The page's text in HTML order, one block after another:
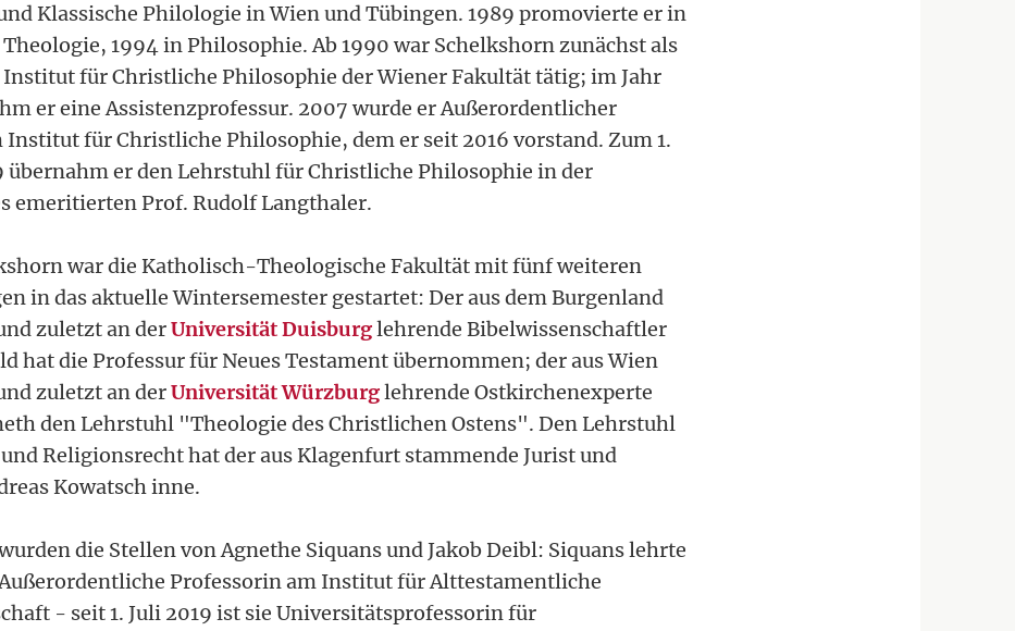
Klassische Philologie in Wien und Tübingen. 1989 promovierte er in
1994 in Philosophie. Ab 1990 war Schelkshorn zunächst als
Institut für Christliche Philosophie der Wiener Fakultät tätig; im Jahr
er eine Assistenzprofessur. 2007 wurde er Außerordentlicher
Institut für Christliche Philosophie, dem er seit 2016 vorstand. Zum 1.
übernahm er den Lehrstuhl für Christliche Philosophie in der
emeritierten Prof. Rudolf Langthaler.
war die Katholisch-Theologische Fakultät mit fünf weiteren
in das aktuelle Wintersemester gestartet: Der aus dem Burgenland
zuletzt an derUniversität Duisburglehrende Bibelwissenschaftler
hat die Professur für Neues Testament übernommen; der aus Wien
zuletzt an derUniversität Würzburglehrende Ostkirchenexperte
den Lehrstuhl "Theologie des Christlichen Ostens". Den Lehrstuhl
Religionsrecht hat der aus Klagenfurt stammende Jurist und
Kowatsch inne.
die Stellen von Agnethe Siquans und Jakob Deibl: Siquans lehrte
Professorin am Institut für Alttestamentliche
- seit 1. Juli 2019 ist sie Universitätsprofessorin für